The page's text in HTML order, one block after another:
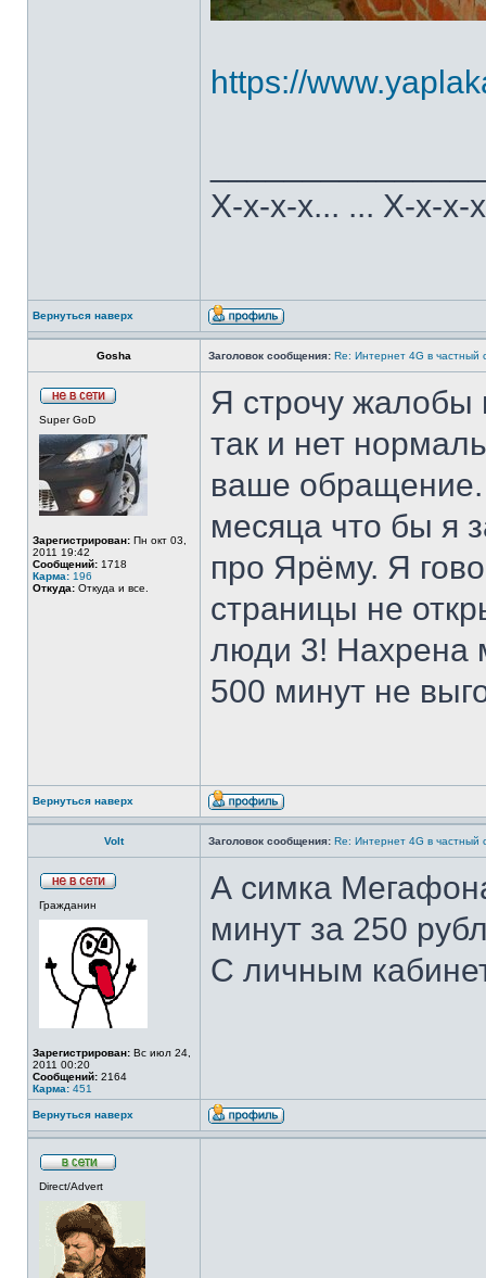
https://
Х-х-х-х... ... Х-х-х-
Вернуться наверх
Gosha Заголовок сообщения: Re: Интернет 4G в частный
Super GoD
Зарегистрирован: Пн окт 03,
2011 19:42
Сообщений: 1718
Карма: 196
Откуда: Откуда и все.
Я строчу жалобы
так и нет
ваше обращение.
месяца что бы я
про Ярёму. Я
страницы не
люди 3! Нахрена
500 минут не
Вернуться наверх
Volt Заголовок сообщения: Re: Интернет 4G в частный
Гражданин
Зарегистрирован: Вс июл 24,
2011 00:20
Сообщений: 2164
Карма: 451
А симка
минут за 250
С личным
Вернуться наверх
Direct/Advert